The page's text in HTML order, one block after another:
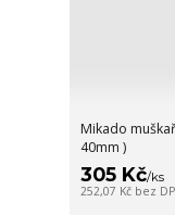
Mikado
40mm )
305 Kč/ks
252,07 Kč bez